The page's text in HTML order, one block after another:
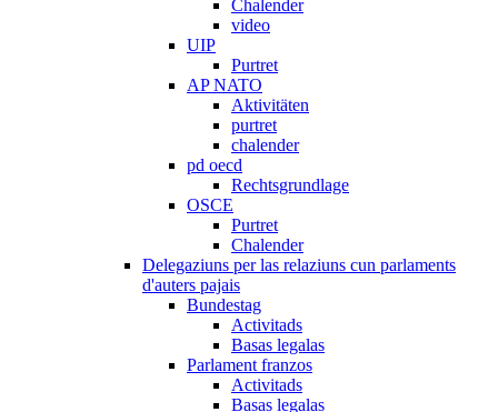
Chalender
video
UIP
Purtret
AP NATO
Aktivitäten
purtret
chalender
pd oecd
Rechtsgrundlage
OSCE
Purtret
Chalender
Delegaziuns per las relaziuns cun parlaments
d'auters pajais
Bundestag
Activitads
Basas legalas
Parlament franzos
Activitads
Basas legalas